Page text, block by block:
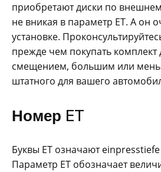
приобретают диски по
не вникая в параметр ET. А он
установке.
прежде чем покупать комплект
смещением, большим или
штатного для вашего
Номер ET
Буквы ET означают einpresstiefe
Параметр ET обозначает